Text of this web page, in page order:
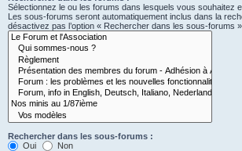
Sélectionnez le ou les forums dans lesquels vous souhaitez
Les sous-forums seront automatiquement inclus dans la
désactivez pas l’option « Rechercher dans les sous-forums
Rechercher dans les sous-forums :
Oui
Non